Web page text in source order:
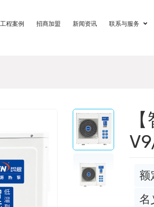
工程案例 招商加盟 新闻资讯 联系与服务
额
名